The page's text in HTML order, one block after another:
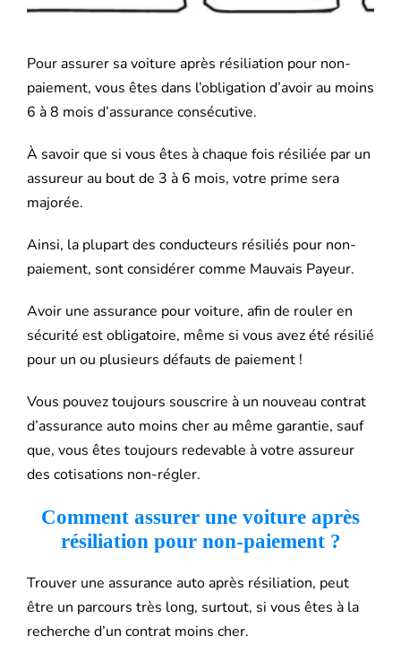
Pour assurer sa voiture après résiliation pour non-
paiement, vous êtes dans l’obligation d’avoir au moins
6 à 8 mois d’assurance consécutive.
À savoir que si vous êtes à chaque fois résiliée par un
assureur au bout de 3 à 6 mois, votre prime sera
majorée.
Ainsi, la plupart des conducteurs résiliés pour non-
paiement, sont considérer comme Mauvais Payeur.
Avoir une assurance pour voiture, afin de rouler en
sécurité est obligatoire, même si vous avez été résilié
pour un ou plusieurs défauts de paiement !
Vous pouvez toujours souscrire à un nouveau contrat
d’assurance auto moins cher au même garantie, sauf
que, vous êtes toujours redevable à votre assureur
des cotisations non-régler.
Comment assurer une voiture après
résiliation pour non-paiement ?
Trouver une assurance auto après résiliation, peut
être un parcours très long, surtout, si vous êtes à la
recherche d’un contrat moins cher.